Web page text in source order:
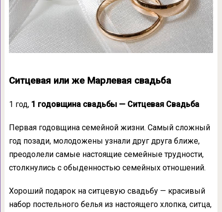
Ситцевая или же Марлевая свадьба
1 год, 1 годовщина свадьбы — Ситцевая Свадьба
Первая годовщина семейной жизни. Самый сложный
год позади, молодожены узнали друг друга ближе,
преодолели самые настоящие семейные трудности,
столкнулись с обыденностью семейных отношений.
Хороший подарок на ситцевую свадьбу — красивый
набор постельного белья из настоящего хлопка, ситца,